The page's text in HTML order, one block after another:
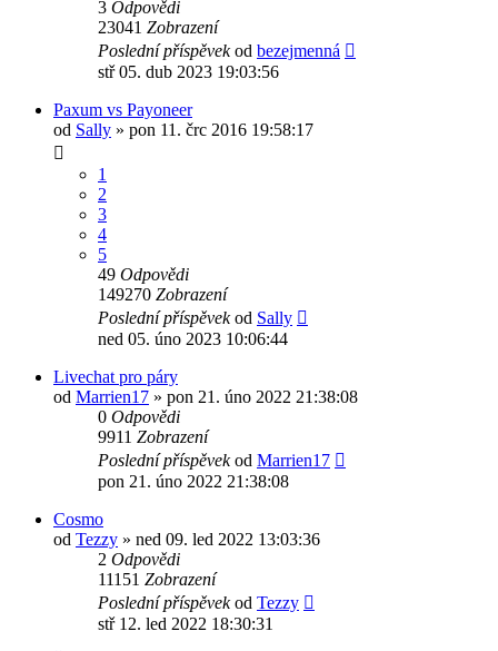
3 Odpovědi
23041 Zobrazení
Poslední příspěvekod bezejmenná
stř 05. dub 2023 19:03:56
Paxum vs Payoneer
od Sally » pon 11. črc 2016 19:58:17
1
2
3
4
5
49 Odpovědi
149270 Zobrazení
Poslední příspěvekod Sally
ned 05. úno 2023 10:06:44
Livechat pro páry
od Marrien17 » pon 21. úno 2022 21:38:08
0 Odpovědi
9911 Zobrazení
Poslední příspěvekod Marrien17
pon 21. úno 2022 21:38:08
Cosmo
od Tezzy » ned 09. led 2022 13:03:36
2 Odpovědi
11151 Zobrazení
Poslední příspěvekod Tezzy
stř 12. led 2022 18:30:31